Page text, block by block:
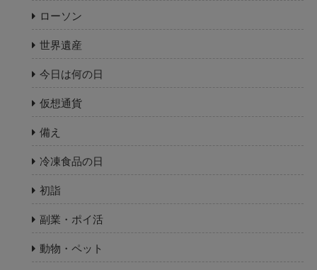
ローソン
世界遺産
今日は何の日
仮想通貨
備え
冷凍食品の日
初詣
副業・ポイ活
動物・ペット